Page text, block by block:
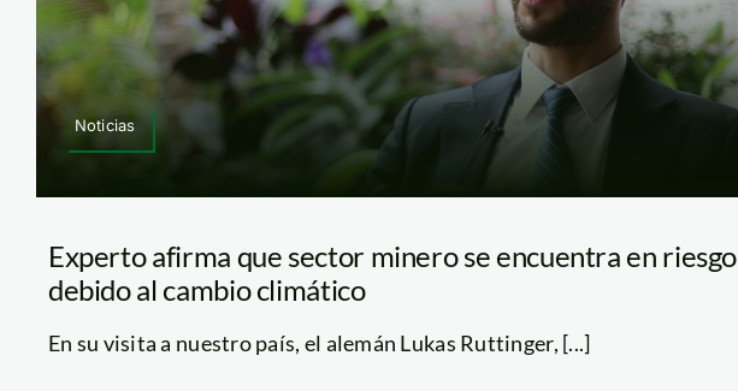
Noticias
Experto afirma que sector minero se encuentra en riesgo
debido al cambio climático
En su visita a nuestro país, el alemán Lukas Ruttinger, [...]